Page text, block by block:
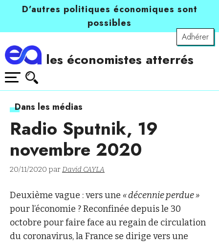
D’autres politiques économiques sont
possibles
Adhérer
les économistes atterrés
Dans les médias
Radio Sputnik, 19
novembre 2020
20/11/2020 parDavid CAYLA
Deuxième vague : vers une « décennie perdue »
pour l’économie ? Reconfinée depuis le 30
octobre pour faire face au regain de circulation
du coronavirus, la France se dirige vers une